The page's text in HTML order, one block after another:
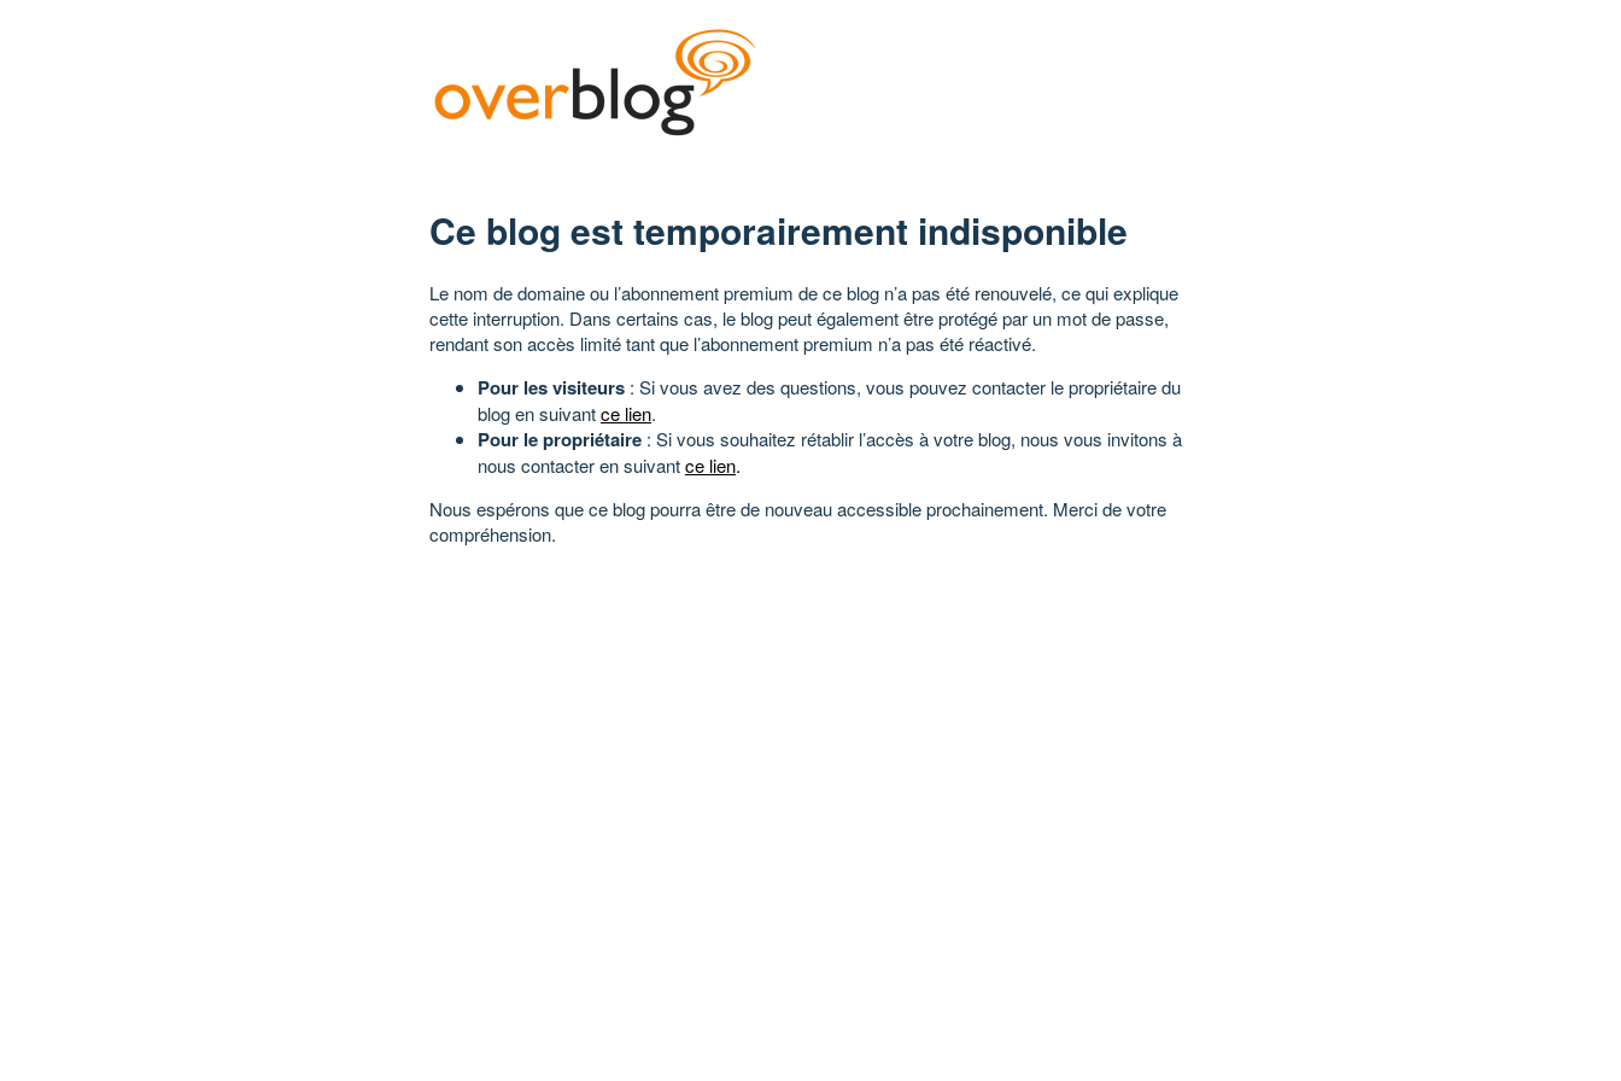
Ce blog est temporairement indisponible
Le nom de domaine ou l’abonnement premium de ce blog n’a pas été renouvelé, ce qui explique
cette interruption. Dans certains cas, le blog peut également être protégé par un mot de passe,
rendant son accès limité tant que l’abonnement premium n’a pas été réactivé.
Pour les visiteurs : Si vous avez des questions, vous pouvez contacter le propriétaire du
blog en suivantce lien.
Pour le propriétaire : Si vous souhaitez rétablir l’accès à votre blog, nous vous invitons à
nous contacter en suivantce lien.
Nous espérons que ce blog pourra être de nouveau accessible prochainement. Merci de votre
compréhension.